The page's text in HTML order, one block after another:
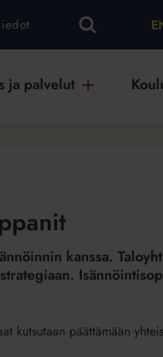
ja palvelut
kanssa.
kutsutaan päättämään